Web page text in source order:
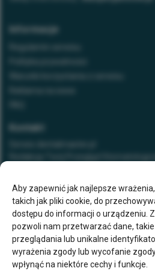
Aby zapewnić jak najlepsze
takich jak pliki cookie, do
dostępu do informacji o urządzeniu.
pozwoli nam przetwarzać dane,
przeglądania lub unikalne
wyrażenia zgody lub wycofanie
wpłynąć na niektóre cechy i funkcje.
Informacje
Kontakt
e-mail:
stomatologia@elamed.pl
ELAMED Media Group
al. Roździeńskiego 188 c (Wejście 1)
40-203 Katowice
www.elamed.pl
Dołącz do nas na: